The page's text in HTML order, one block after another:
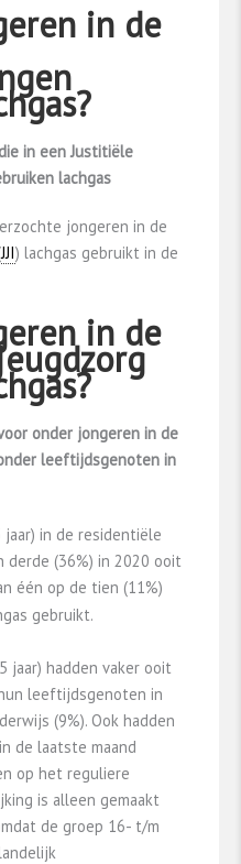
in de
in een Justitiële
lachgas
jongeren in de
JJI) lachgas gebruikt in de
in de
onder jongeren in de
leeftijdsgenoten in
in de residentiële
derde (36%) in 2020 ooit
één op de tien (11%)
gebruikt.
jaar) hadden vaker ooit
leeftijdsgenoten in
(9%). Ook hadden
de laatste maand
op het reguliere
is alleen gemaakt
de groep 16- t/m